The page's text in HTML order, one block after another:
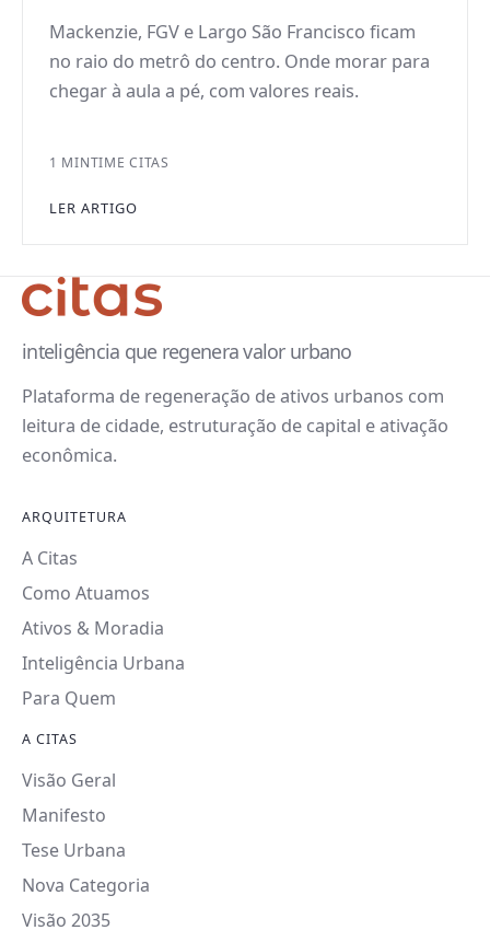
Mackenzie, FGV e Largo São Francisco ficam
no raio do metrô do centro. Onde morar para
chegar à aula a pé, com valores reais.
1 MINTIME CITAS
LER ARTIGO
inteligência que regenera valor urbano
Plataforma de regeneração de ativos urbanos com
leitura de cidade, estruturação de capital e ativação
econômica.
ARQUITETURA
A Citas
Como Atuamos
Ativos & Moradia
Inteligência Urbana
Para Quem
A CITAS
Visão Geral
Manifesto
Tese Urbana
Nova Categoria
Visão 2035